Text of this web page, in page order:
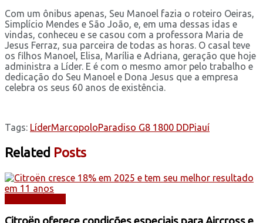
Com um ônibus apenas, Seu Manoel fazia o roteiro Oeiras,
Simplício Mendes e São João, e, em uma dessas idas e
vindas, conheceu e se casou com a professora Maria de
Jesus Ferraz, sua parceira de todas as horas. O casal teve
os filhos Manoel, Elisa, Marília e Adriana, geração que hoje
administra a Líder. E é com o mesmo amor pelo trabalho e
dedicação do Seu Manoel e Dona Jesus que a empresa
celebra os seus 60 anos de existência.
Tags: LíderMarcopoloParadiso G8 1800 DDPiauí
Related Posts